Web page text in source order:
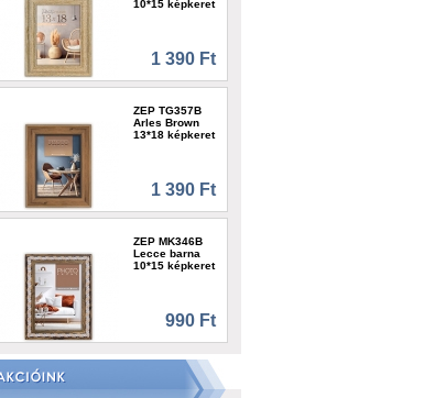
10*15 képkeret
1 390 Ft
ZEP TG357B
Arles Brown
13*18 képkeret
1 390 Ft
ZEP MK346B
Lecce barna
10*15 képkeret
990 Ft